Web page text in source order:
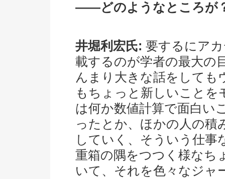
――どのようなところが
井堀利宏氏: 要するにア
載するのが学者の最大の
んまり大きな話をしても
もちょっと新しいこと
は何か数値計算で面白い
ったとか、ほかの人の積
していく、そういう仕事
重箱の隅をつつく様なち
いて、それを色々なジャ